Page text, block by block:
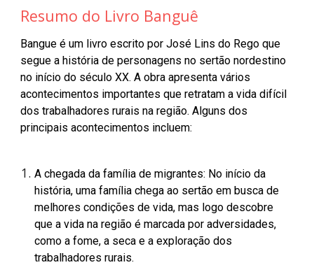
Resumo do Livro Banguê
Bangue é um livro escrito por José Lins do Rego que
segue a história de personagens no sertão nordestino
no início do século XX. A obra apresenta vários
acontecimentos importantes que retratam a vida difícil
dos trabalhadores rurais na região. Alguns dos
principais acontecimentos incluem:
A chegada da família de migrantes: No início da
história, uma família chega ao sertão em busca de
melhores condições de vida, mas logo descobre
que a vida na região é marcada por adversidades,
como a fome, a seca e a exploração dos
trabalhadores rurais.